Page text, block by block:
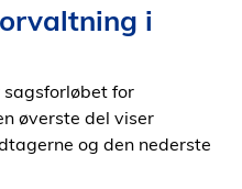
i
for
øverste del viser
og den nederste